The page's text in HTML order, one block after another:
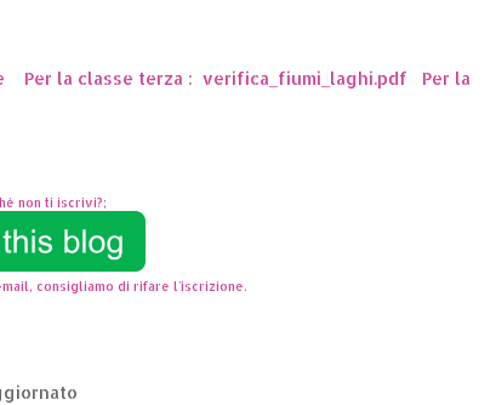
Per la classe terza : verifica_fiumi_laghi.pdf Per la
non ti iscrivi?;
consigliamo di rifare l'iscrizione.